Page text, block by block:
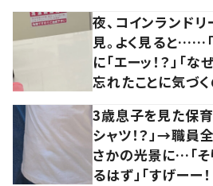
夜、コインランド
見。よく見ると……
に「エーッ！？」「な
忘れたことに気づく
3歳息子を見た保
シャツ！？」→職員
さかの光景に…「
るはず」「すげーー！